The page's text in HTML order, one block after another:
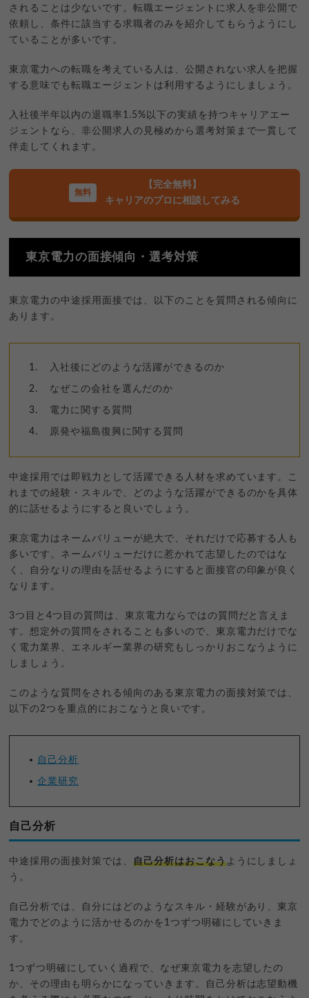
されることは少ないです。転職エージェントに求人を非公開で
依頼し、条件に該当する求職者のみを紹介してもらうようにし
ていることが多いです。
東京電力への転職を考えている人は、公開されない求人を把握
する意味でも転職エージェントは利用するようにしましょう。
入社後半年以内の退職率1.5%以下の実績を持つキャリアエー
ジェントなら、非公開求人の見極めから選考対策まで一貫して
伴走してくれます。
【完全無料】
キャリアのプロに相談してみる
東京電力の面接傾向・選考対策
東京電力の中途採用面接では、以下のことを質問される傾向に
あります。
入社後にどのような活躍ができるのか
なぜこの会社を選んだのか
電力に関する質問
原発や福島復興に関する質問
中途採用では即戦力として活躍できる人材を求めています。こ
れまでの経験・スキルで、どのような活躍ができるのかを具体
的に話せるようにすると良いでしょう。
東京電力はネームバリューが絶大で、それだけで応募する人も
多いです。ネームバリューだけに惹かれて志望したのではな
く、自分なりの理由を話せるようにすると面接官の印象が良く
なります。
3つ目と4つ目の質問は、東京電力ならではの質問だと言えま
す。想定外の質問をされることも多いので、東京電力だけでな
く電力業界、エネルギー業界の研究もしっかりおこなうように
しましょう。
このような質問をされる傾向のある東京電力の面接対策では、
以下の2つを重点的におこなうと良いです。
自己分析
企業研究
自己分析
中途採用の面接対策では、 自己分析はおこなうようにしましょ
う。
自己分析では、自分にはどのようなスキル・経験があり、東京
電力でどのように活かせるのかを1つずつ明確にしていきま
す。
1つずつ明確にしていく過程で、なぜ東京電力を志望したの
か、その理由も明らかになっていきます。自己分析は志望動機